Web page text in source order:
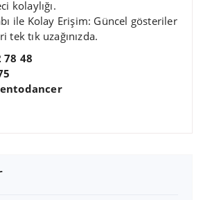
kolaylığı.
ile Kolay Erişim: Güncel gösteriler
tık uzağınızda.
78 48